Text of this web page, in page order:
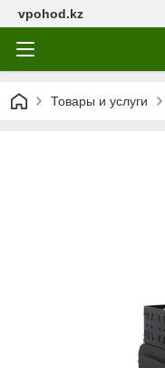
vpohod.kz
Товары и услуги